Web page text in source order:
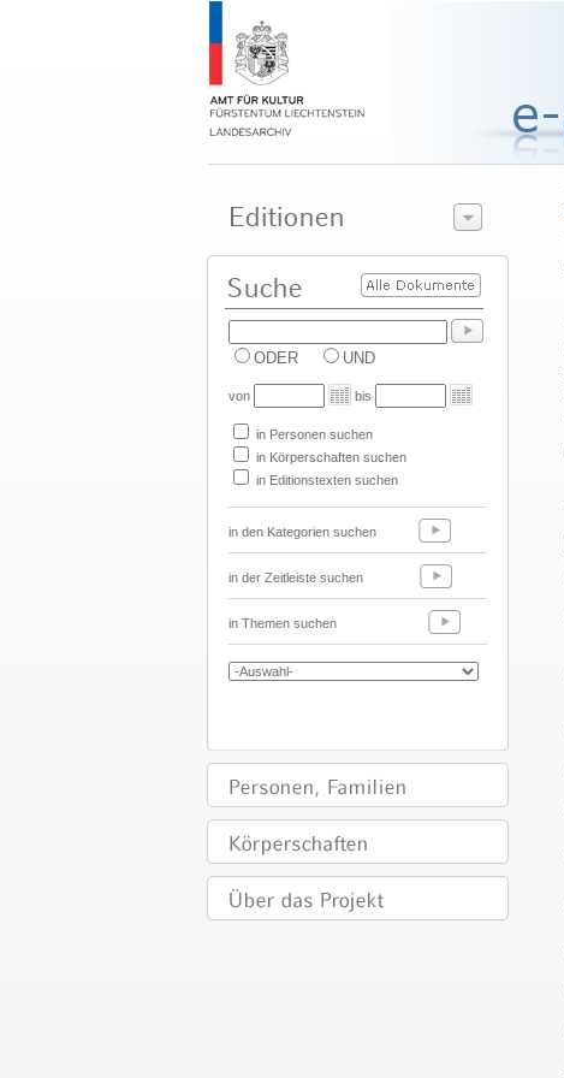
ODER UND
von bis
in Personen suchen
in Körperschaften suchen
in Editionstexten suchen
in den Kategorien suchen
in der Zeitleiste suchen
in Themen suchen